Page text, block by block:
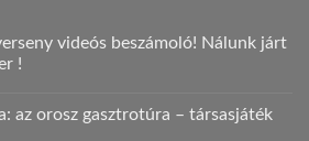
videós beszámoló! Nálunk járt
!
az orosz gasztrotúra – társasjáték